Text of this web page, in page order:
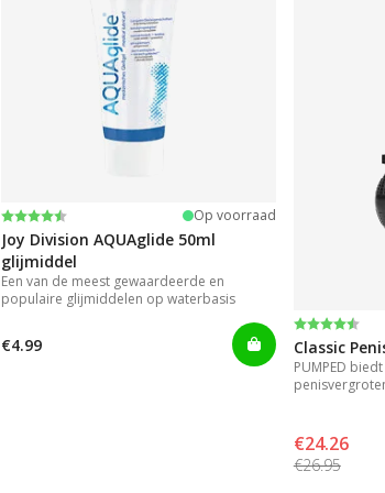
Beoordeling:
4.2 uit 5 sterren Op voorraad
Joy Division AQUAglide 50ml
glijmiddel
Een van de meest gewaardeerde en
populaire glijmiddelen op waterbasis
€4.99
4.2 uit 5
Classic
PUMPED
€24.26
€26.95